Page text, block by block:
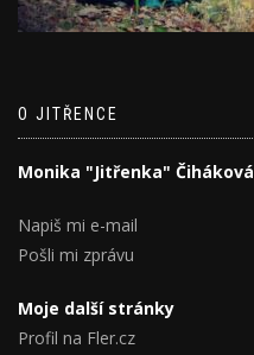
O JITŘENCE
Monika "Jitřenka" Čiháková
Napiš mi e-mail
Pošli mi zprávu
Moje další stránky
Profil na Fler.cz